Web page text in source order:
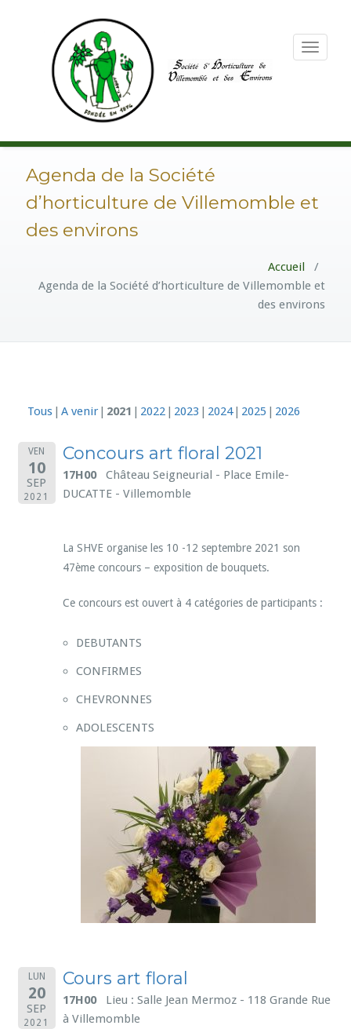
Toggle
Agenda de la Société
d’horticulture de Villemomble et
des environs
Accueil /
Agenda de la Société d’horticulture de Villemomble et
des environs
Tous A venir 2021 2022 2023 2024 2025 2026
VEN
10
SEP
2021
Concours art floral 2021
17H00
Château Seigneurial - Place Emile-
DUCATTE - Villemomble
La SHVE organise les 10 -12 septembre 2021 son
47ème concours – exposition de bouquets.
Ce concours est ouvert à 4 catégories de participants :
DEBUTANTS
CONFIRMES
CHEVRONNES
ADOLESCENTS
LUN
20
SEP
2021
Cours art floral
17H00
Lieu : Salle Jean Mermoz - 118 Grande Rue
à Villemomble